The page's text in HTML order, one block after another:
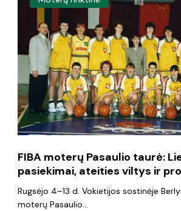
moterų
Pasaulio
taurė:
Lietuvos
pasiekimai,
ateities
viltys
prognozės
FIBA moterų Pasaulio taurė:
pasiekimai, ateities viltys ir
Rugsėjo 4–13 d. Vokietijos sostinėje
moterų Pasaulio…